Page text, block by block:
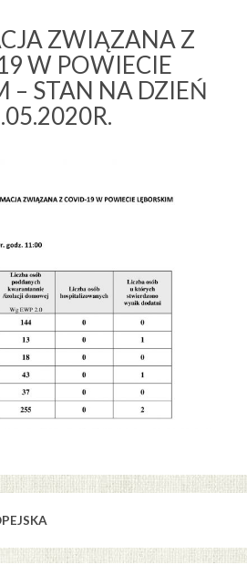
ZWIĄZANA Z
W POWIECIE
– STAN NA DZIEŃ